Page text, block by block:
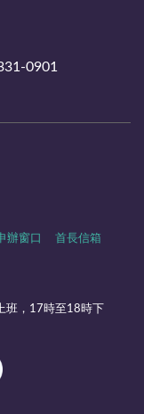
0901
辦窗口 首長信箱
班，17時至18時下